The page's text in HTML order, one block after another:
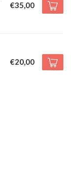
€35,00
€20,00